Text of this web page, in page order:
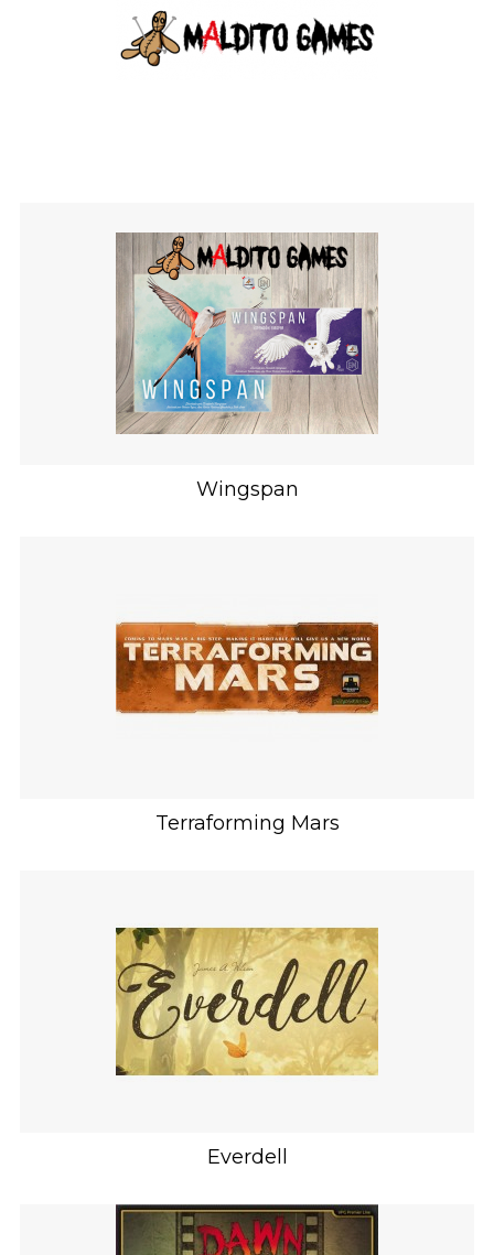
Wingspan
Terraforming Mars
Everdell